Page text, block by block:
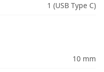
1 (USB Type C)
10 mm